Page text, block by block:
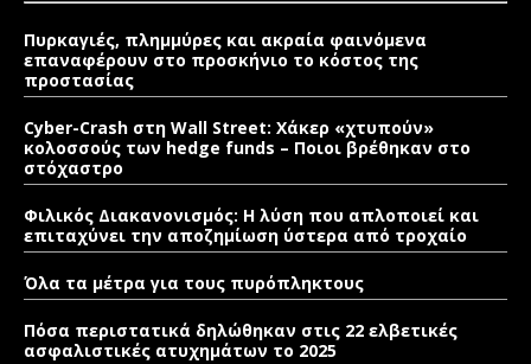
Πυρκαγιές, πλημμύρες και ακραία φαινόμενα
επαναφέρουν στο προσκήνιο το κόστος της
προστασίας
Cyber-Crash στη Wall Street: Χάκερ «χτυπούν»
κολοσσούς των hedge funds – Ποιοι βρέθηκαν στο
στόχαστρο
Φιλικός Διακανονισμός: Η λύση που απλοποιεί και
επιταχύνει την αποζημίωση ύστερα από τροχαίο
Όλα τα μέτρα για τους πυρόπληκτους
Πόσα περιστατικά δηλώθηκαν στις 22 ελβετικές
ασφαλιστικές ατυχημάτων το 2025